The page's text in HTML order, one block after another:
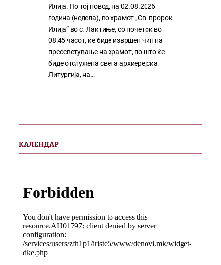
Илија. По тој повод, на 02.08.2026
година (недела), во храмот „Св. пророк
Илија“ во с. Лактиње, со почеток во
08:45 часот, ќе биде извршен чин на
преосветување на храмот, по што ќе
биде отслужена света архиерејска
Литургија, на…
КАЛЕНДАР